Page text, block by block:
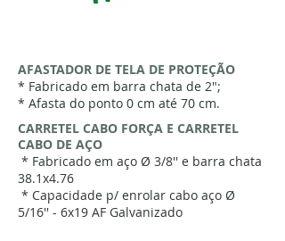
AFASTADOR DE TELA DE PROTEÇÃO
* Fabricado em barra chata de 2";
* Afasta do ponto 0 cm até 70 cm.
CARRETEL CABO FORÇA E CARRETEL
CABO DE AÇO
* Fabricado em aço Ø 3/8'' e barra chata
38.1x4.76
* Capacidade p/ enrolar cabo aço Ø
5/16'' - 6x19 AF Galvanizado